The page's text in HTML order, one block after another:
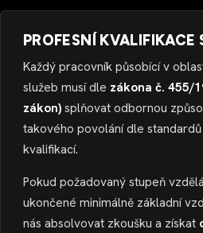
PROFESNÍ KVALIFIKACE
Každý pracovník působící v
služeb musí dle zákona č. 455/
zákon) splňovat odbornou
takového povolání dle
kvalifikací.
Pokud požadovaný stupeň
ukončené minimálně základní
nás absolvovat zkoušku a získat